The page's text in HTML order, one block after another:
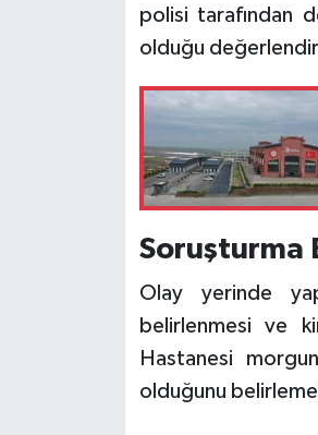
polisi tarafından
olduğu
Soruşturma
Olay yerinde
belirlenmesi ve
Hastanesi
olduğunu